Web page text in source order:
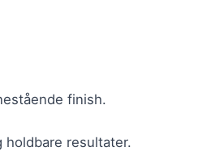
finish.
holdbare resultater.